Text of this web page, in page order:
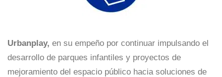
Urbanplay, en su empeño por continuar impulsando el
desarrollo de parques infantiles y proyectos de
mejoramiento del espacio público hacia soluciones de